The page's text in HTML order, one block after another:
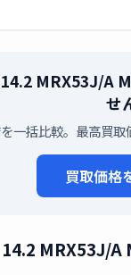
MRX53J/A
せ
一括比較。最高買取
買取価格
MRX53J/